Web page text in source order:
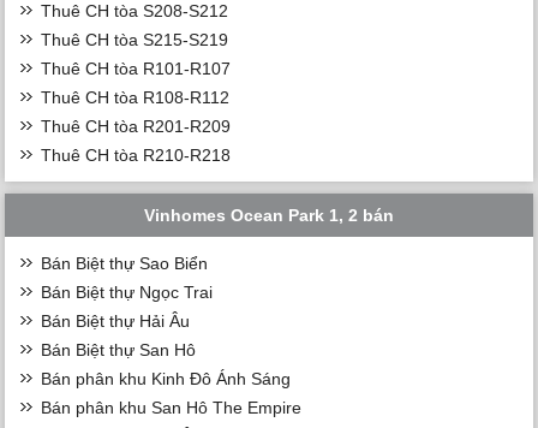
Thuê CH tòa S208-S212
Thuê CH tòa S215-S219
Thuê CH tòa R101-R107
Thuê CH tòa R108-R112
Thuê CH tòa R201-R209
Thuê CH tòa R210-R218
Vinhomes Ocean Park 1, 2 bán
Bán Biệt thự Sao Biển
Bán Biệt thự Ngọc Trai
Bán Biệt thự Hải Âu
Bán Biệt thự San Hô
Bán phân khu Kinh Đô Ánh Sáng
Bán phân khu San Hô The Empire